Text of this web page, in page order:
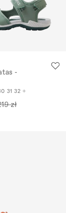
-
31 32
zł